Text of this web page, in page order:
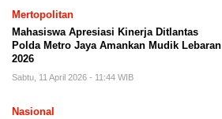
Mertopolitan
Mahasiswa Apresiasi Kinerja Ditlantas
Polda Metro Jaya Amankan Mudik Lebaran
2026
Sabtu, 11 April 2026 - 11:44 WIB
Nasional